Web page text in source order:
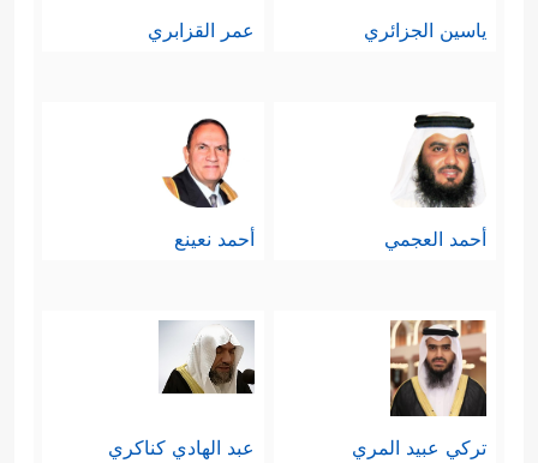
ياسين الجزائري عمر القزابري
أحمد العجمي أحمد نعينع
تركي عبيد المري عبد الهادي كناكري